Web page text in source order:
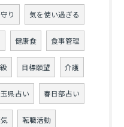
り 気を使い過ぎる
健康食 食事管理
目標願望 介護
県占い 春日部占い
転職活動